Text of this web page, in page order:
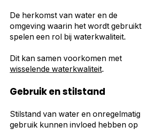
De herkomst van water en de
omgeving waarin het wordt gebruikt
spelen een rol bij waterkwaliteit.
Dit kan samen voorkomen met
wisselende waterkwaliteit.
Gebruik en stilstand
Stilstand van water en onregelmatig
gebruik kunnen invloed hebben op